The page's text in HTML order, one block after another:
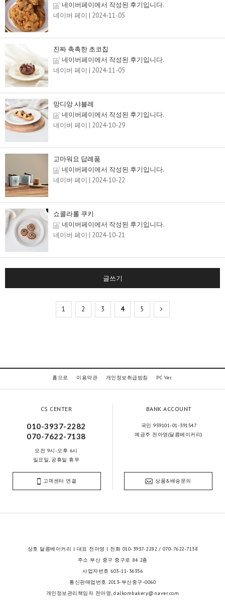
네이버페이에서 작성된 후기입니다.
네이버 페이 | 2024-11-05
진짜 촉촉한 초코칩
네이버페이에서 작성된 후기입니다.
네이버 페이 | 2024-11-05
망디앙 샤블레
네이버페이에서 작성된 후기입니다.
네이버 페이 | 2024-10-29
고마워요 답례품
네이버페이에서 작성된 후기입니다.
네이버 페이 | 2024-10-22
쇼콜라롤 쿠키
네이버페이에서 작성된 후기입니다.
네이버 페이 | 2024-10-21
글쓰기
1 2 3 4 5
홈으로 이용약관 개인정보취급방침 PC Ver.
CS CENTER
010-3937-2282
070-7622-7138
오전 9시-오후 6시
일요일, 공휴일 휴무
BANK ACCOUNT
국민 959101-01-391547
예금주 전아영(달콤베이커리)
고객센터 연결 상품&배송문의
상호 달콤베이커리 | 대표 전아영 | 전화 010-3937-2282 / 070-7622-7138
주소 부산 중구 중구로 84 2층
사업자번호 603-11-36356
통신판매업번호 2013-부산중구-0060
개인정보관리책임자 전아영, dalkombakery@naver.com